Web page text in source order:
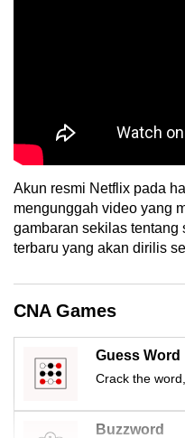
Akun resmi Netflix pada
mengunggah video yang
gambaran sekilas tentang
terbaru yang akan dirilis
CNA Games
Guess Word
Crack the
Buzzword